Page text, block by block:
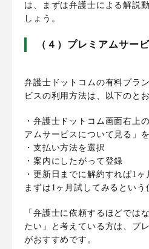
は、まずは弁護士による解説
しょう。
（４）プレミアムサー
弁護士ドットコムの有料プラ
ビスの利用方法は、以下のとお
・弁護士ドットコム画面右上
アムサービスについて見る」
・支払い方法を選択
・案内にしたがって登録
・更新日までに解約すれば1ヶ
まずは1ヶ月試してみるという
「弁護士に依頼するほどでは
たい」と考えている方は、プ
がおすすめです。